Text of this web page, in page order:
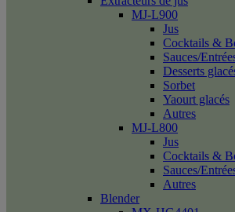
MJ-L900
Jus
Cocktails &
Sauces/
Desserts
Sorbet
Yaourt glacés
Autres
MJ-L800
Jus
Cocktails &
Sauces/
Autres
Blender